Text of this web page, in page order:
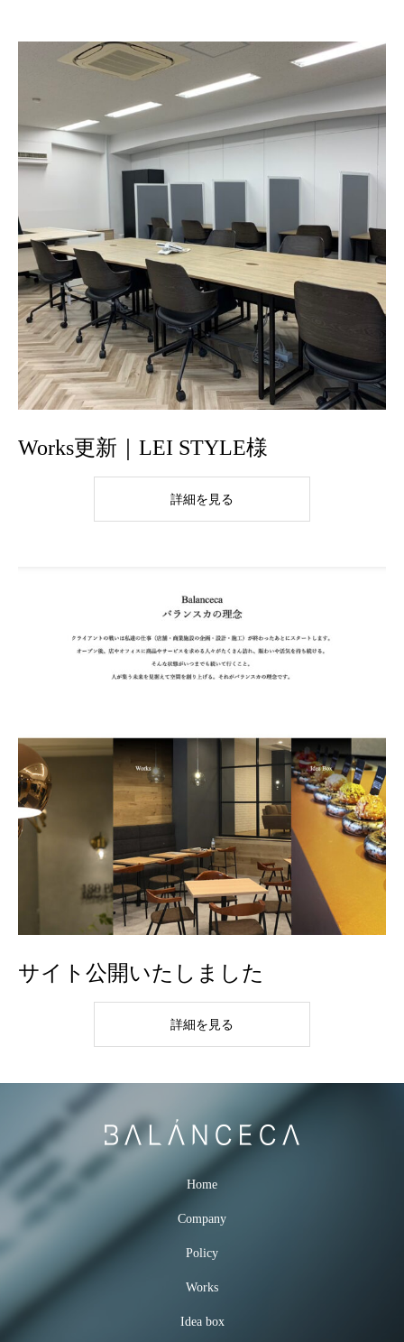
Works更新｜LEI STYLE様
詳細を見る
サイト公開いたしました
詳細を見る
Home
Company
Policy
Works
Idea box